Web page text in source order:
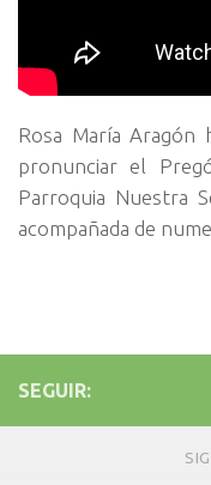
Rosa María Aragón
pronunciar el
Parroquia Nuestra
acompañada de
SEGUIR: